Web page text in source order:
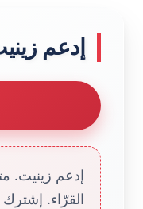
إدعم
إدعم زينيت.
القرّاء. إشترك